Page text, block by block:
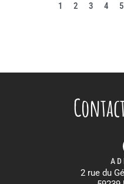
1 2 3 4 5
2 rue du